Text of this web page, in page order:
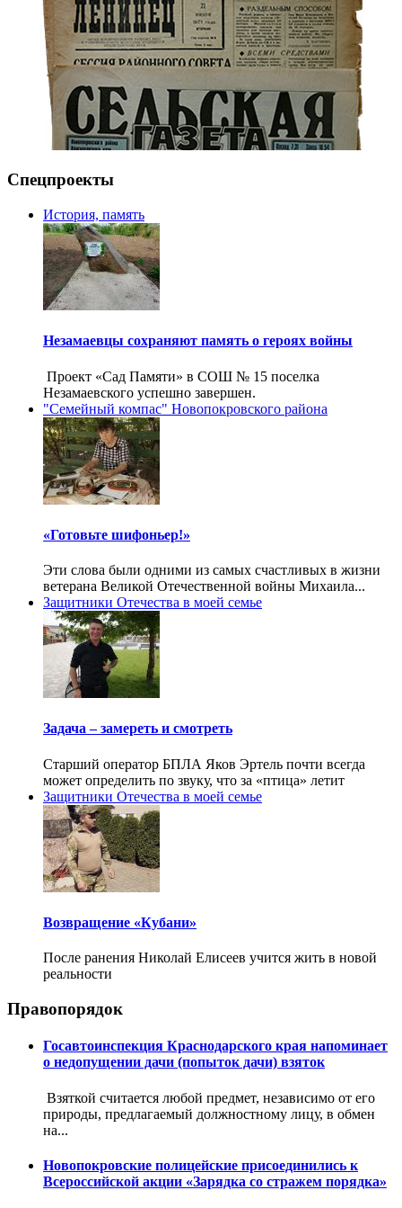
Спецпроекты
История, память
Незамаевцы сохраняют память о героях войны
Проект «Сад Памяти» в СОШ № 15 поселка
Незамаевского успешно завершен.
"Семейный компас" Новопокровского района
«Готовьте шифоньер!»
Эти слова были одними из самых счастливых в жизни
ветерана Великой Отечественной войны Михаила...
Защитники Отечества в моей семье
Задача – замереть и смотреть
Старший оператор БПЛА Яков Эртель почти всегда
может определить по звуку, что за «птица» летит
Защитники Отечества в моей семье
Возвращение «Кубани»
После ранения Николай Елисеев учится жить в новой
реальности
Правопорядок
Госавтоинспекция Краснодарского края напоминает
о недопущении дачи (попыток дачи) взяток
Взяткой считается любой предмет, независимо от его
природы, предлагаемый должностному лицу, в обмен
на...
Новопокровские полицейские присоединились к
Всероссийской акции «Зарядка со стражем порядка»